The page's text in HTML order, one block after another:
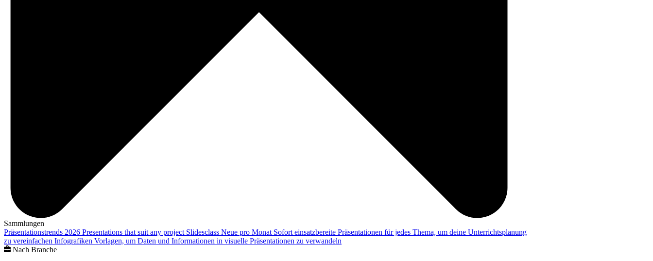
Sammlungen
Präsentationstrends 2026 Presentations that suit any project Slidesclass Neue pro Monat Sofort einsatzbereite Präsentationen für jedes Thema, um deine Unterrichtsplanung
zu vereinfachen Infografiken Vorlagen, um Daten und Informationen in visuelle Präsentationen zu verwandeln
Nach Branche